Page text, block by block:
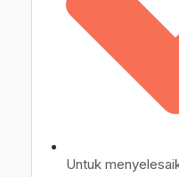
Untuk